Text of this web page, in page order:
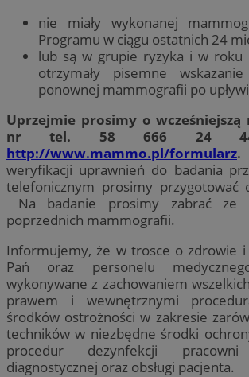
nie miały wykonanej
Programu w ciągu ostatnich 24
lub są w grupie ryzyka i w roku
otrzymały pisemne
ponownej mammografii po
Uprzejmie prosimy o
nr tel. 58 666 24
http://www.mammo.pl/formularz.
weryfikacji uprawnień do badania
telefonicznym prosimy przygotować
Na badanie prosimy zabrać ze
poprzednich mammografii.
Informujemy, że w trosce o zdrowie i
Pań oraz personelu
wykonywane z zachowaniem
prawem i wewnętrznymi
środków ostrożności w zakresie
techników w niezbędne środki
procedur dezynfekcji
diagnostycznej oraz obsługi pacjenta.